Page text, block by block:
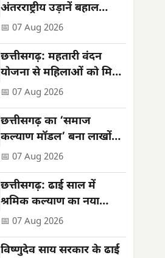
अंतरराष्ट्रीय उड़ानें बहाल
करेगा, फ्रीक्वेंसी भी बढ़ेगी
📅 07 Aug 2026
छत्तीसगढ़: महतारी वंदन
योजना से महिलाओं को मिले
**630 करोड़**,
सशक्तिकरण की नई मिसाल
📅 07 Aug 2026
छत्तीसगढ़ का ‘समाज
कल्याण मॉडल’ बना लाखों
जरूरतमंदों की संजीवनी
📅 07 Aug 2026
छत्तीसगढ़: ढाई साल में
श्रमिक कल्याण का नया
अध्याय, बनी राष्ट्रीय पहचान
📅 07 Aug 2026
विष्णुदेव साय सरकार के ढाई